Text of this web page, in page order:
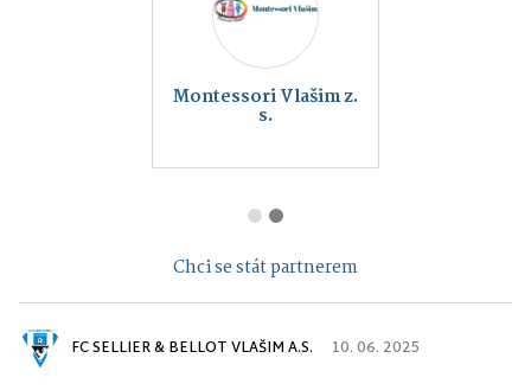
Montessori Vlašim z.
s.
Chci se stát partnerem
FC SELLIER & BELLOT VLAŠIM A.S. 10. 06. 2025